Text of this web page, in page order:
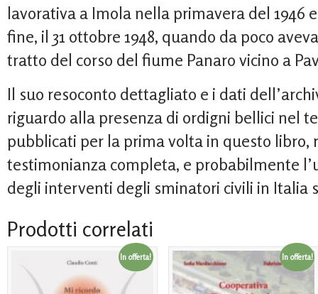
lavorativa a Imola nella primavera del 1946
fine, il 31 ottobre 1948, quando da poco
tratto del corso del fiume Panaro vicino a
Il suo resoconto dettagliato e i dati
riguardo alla presenza di ordigni bellici nel
pubblicati per la prima volta in questo libro,
testimonianza completa, e probabilmente
degli interventi degli sminatori civili in Italia
Prodotti correlati
In offerta! In offerta!